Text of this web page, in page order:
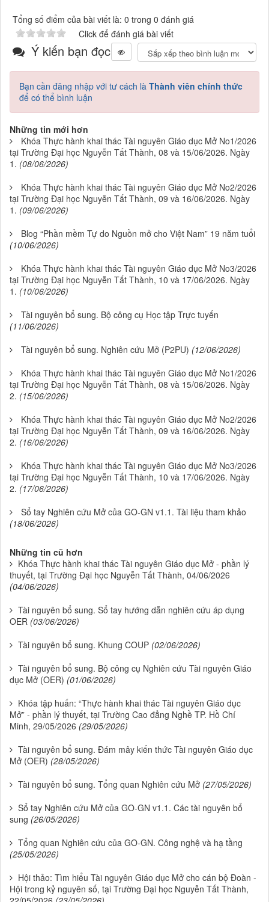
Tổng số điểm của bài viết là: 0 trong 0 đánh giá
Click để đánh giá bài viết
Ý kiến bạn đọc
Bạn cần đăng nhập với tư cách là Thành viên chính thức
để có thể bình luận
Những tin mới hơn
Khóa Thực hành khai thác Tài nguyên Giáo dục Mở No1/2026
tại Trường Đại học Nguyễn Tất Thành, 08 và 15/06/2026. Ngày
1. (08/06/2026)
Khóa Thực hành khai thác Tài nguyên Giáo dục Mở No2/2026
tại Trường Đại học Nguyễn Tất Thành, 09 và 16/06/2026. Ngày
1. (09/06/2026)
Blog “Phần mềm Tự do Nguồn mở cho Việt Nam” 19 năm tuổi
(10/06/2026)
Khóa Thực hành khai thác Tài nguyên Giáo dục Mở No3/2026
tại Trường Đại học Nguyễn Tất Thành, 10 và 17/06/2026. Ngày
1. (10/06/2026)
Tài nguyên bổ sung. Bộ công cụ Học tập Trực tuyến
(11/06/2026)
Tài nguyên bổ sung. Nghiên cứu Mở (P2PU) (12/06/2026)
Khóa Thực hành khai thác Tài nguyên Giáo dục Mở No1/2026
tại Trường Đại học Nguyễn Tất Thành, 08 và 15/06/2026. Ngày
2. (15/06/2026)
Khóa Thực hành khai thác Tài nguyên Giáo dục Mở No2/2026
tại Trường Đại học Nguyễn Tất Thành, 09 và 16/06/2026. Ngày
2. (16/06/2026)
Khóa Thực hành khai thác Tài nguyên Giáo dục Mở No3/2026
tại Trường Đại học Nguyễn Tất Thành, 10 và 17/06/2026. Ngày
2. (17/06/2026)
Sổ tay Nghiên cứu Mở của GO-GN v1.1. Tài liệu tham khảo
(18/06/2026)
Những tin cũ hơn
Khóa Thực hành khai thác Tài nguyên Giáo dục Mở - phần lý
thuyết, tại Trường Đại học Nguyễn Tất Thành, 04/06/2026
(04/06/2026)
Tài nguyên bổ sung. Sổ tay hướng dẫn nghiên cứu áp dụng
OER (03/06/2026)
Tài nguyên bổ sung. Khung COUP (02/06/2026)
Tài nguyên bổ sung. Bộ công cụ Nghiên cứu Tài nguyên Giáo
dục Mở (OER) (01/06/2026)
Khóa tập huấn: “Thực hành khai thác Tài nguyên Giáo dục
Mở” - phần lý thuyết, tại Trường Cao đẳng Nghề TP. Hồ Chí
Minh, 29/05/2026 (29/05/2026)
Tài nguyên bổ sung. Đám mây kiến thức Tài nguyên Giáo dục
Mở (OER) (28/05/2026)
Tài nguyên bổ sung. Tổng quan Nghiên cứu Mở (27/05/2026)
Sổ tay Nghiên cứu Mở của GO-GN v1.1. Các tài nguyên bổ
sung (26/05/2026)
Tổng quan Nghiên cứu của GO-GN. Công nghệ và hạ tầng
(25/05/2026)
Hội thảo: Tìm hiểu Tài nguyên Giáo dục Mở cho cán bộ Đoàn -
Hội trong kỷ nguyên số, tại Trường Đại học Nguyễn Tất Thành,